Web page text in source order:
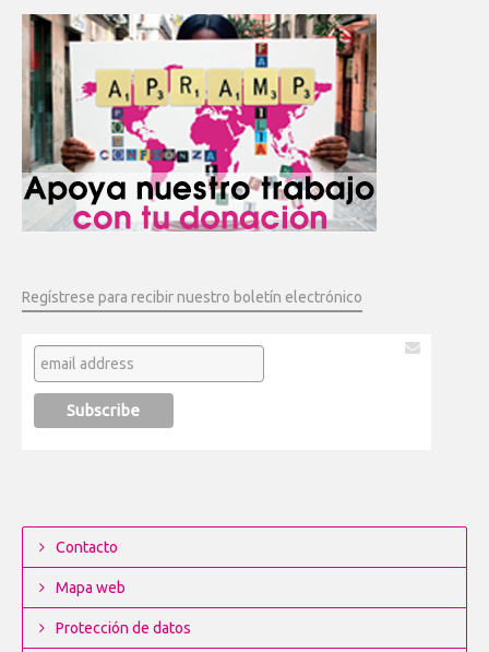
Regístrese para recibir nuestro boletín electrónico
Contacto
Mapa web
Protección de datos